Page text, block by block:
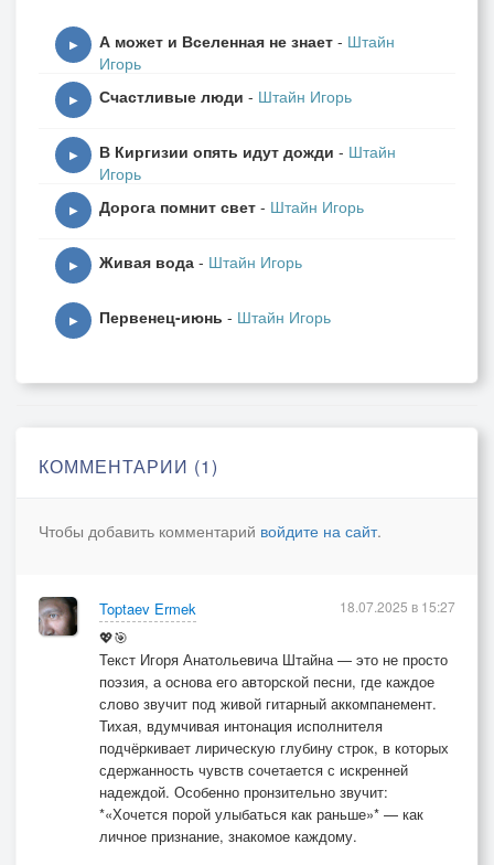
Тычут в наши сны золотые антенны.
Сопла тополей чуют дрожь перед стартом, –
Так сквозь нас сегодня проносится время.
Всё перемешалось здесь – праздники, будни,
Страсти, суета, словно в калейдоскопе.
И как на ромашке, где любит, не любит
▶ А может и Вселенная не знает - Штайн
Игорь
▶ Счастливые люди - Штайн Игорь
▶ В Киргизии опять идут дожди - Штайн
Игорь
▶ Дорога помнит свет - Штайн Игорь
▶ Живая вода - Штайн Игорь
▶ Первенец-июнь - Штайн Игорь
КОММЕНТАРИИ (1)
Чтобы добавить комментарий войдите на сайт.
Toptaev Ermek
💖🎯
Текст Игоря Анатольевича Штайна — это не просто
поэзия, а основа его авторской песни, где каждое
слово звучит под живой гитарный аккомпанемент.
Тихая, вдумчивая интонация исполнителя
подчёркивает лирическую глубину строк, в которых
сдержанность чувств сочетается с искренней
надеждой. Особенно пронзительно звучит:
*«Хочется порой улыбаться как раньше»* — как
личное признание, знакомое каждому.
18.07.2025 в 15:27